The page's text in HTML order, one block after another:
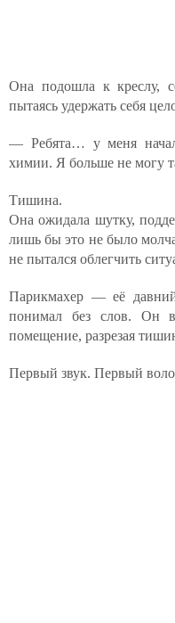
Она подошла к креслу,
пытаясь удержать себя
— Ребята… у меня
химии. Я больше не могу
Тишина.
Она ожидала шутку,
лишь бы это не было
не пытался облегчить
Парикмахер — её
понимал без слов. Он
помещение, разрезая
Первый звук. Первый